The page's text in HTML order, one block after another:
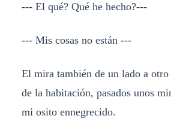
--- El qué? Qué he hecho?---
--- Mis cosas no están ---
El mira también de un lado a
de la habitación, pasados unos
mi osito ennegrecido.